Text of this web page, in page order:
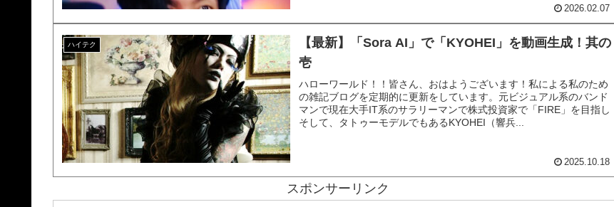
2026.02.07
ハイテク
【最新】「Sora AI」で「KYOHEI」を動画生成！其の
壱
ハローワールド！！皆さん、おはようございます！私による私のため
の雑記ブログを定期的に更新をしています。元ビジュアル系のバンド
マンで現在大手IT系のサラリーマンで株式投資家で「FIRE」を目指し
そして、タトゥーモデルでもあるKYOHEI（響兵...
2025.10.18
スポンサーリンク